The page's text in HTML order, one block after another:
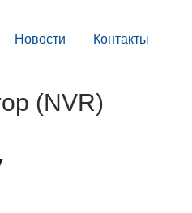
Новости Контакты
(NVR)